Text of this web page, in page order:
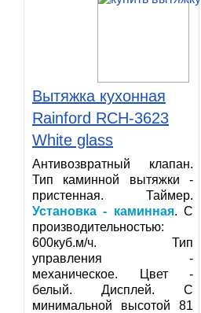
Вытяжка кухонная
Rainford RCH-3623
White glass
Антивозвратный клапан.
Тип каминной вытяжки -
пристенная. Таймер.
Установка - каминная. С
производительностью:
600куб.м/ч. Тип
управления -
механическое. Цвет -
белый. Дисплей. С
минимальной высотой 81